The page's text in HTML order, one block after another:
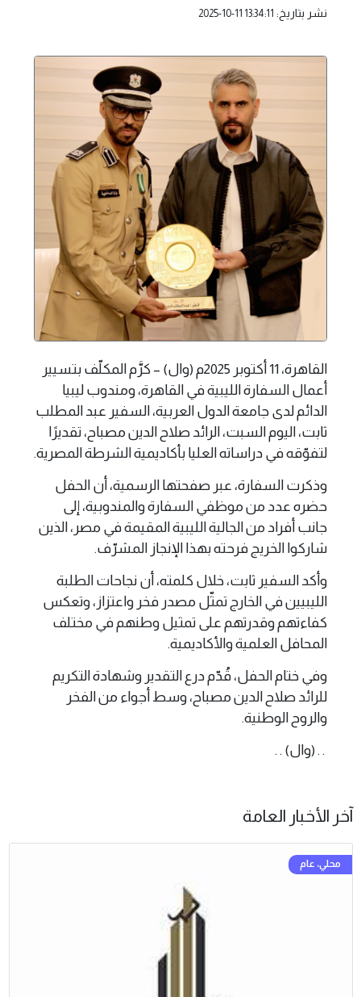
نشر بتاريخ: 2025-10-11 13:34:11
القاهرة، 11 أكتوبر 2025م (وال) – كرَّم المكلّف بتسيير
أعمال السفارة الليبية في القاهرة، ومندوب ليبيا
الدائم لدى جامعة الدول العربية، السفير عبد المطلب
ثابت، اليوم السبت، الرائد صلاح الدين مصباح، تقديرًا
لتفوّقه في دراساته العليا بأكاديمية الشرطة المصرية.
وذكرت السفارة، عبر صفحتها الرسمية، أن الحفل
حضره عدد من موظفي السفارة والمندوبية، إلى
جانب أفراد من الجالية الليبية المقيمة في مصر، الذين
شاركوا الخريج فرحته بهذا الإنجاز المشرّف.
وأكد السفير ثابت، خلال كلمته، أن نجاحات الطلبة
الليبيين في الخارج تمثّل مصدر فخر واعتزاز، وتعكس
كفاءتهم وقدرتهم على تمثيل وطنهم في مختلف
المحافل العلمية والأكاديمية.
وفي ختام الحفل، قُدّم درع التقدير وشهادة التكريم
للرائد صلاح الدين مصباح، وسط أجواء من الفخر
والروح الوطنية.
. . (وال) . .
آخر الأخبار العامة